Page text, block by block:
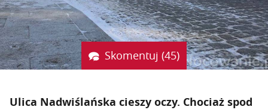
Skomentuj (45)
Ulica Nadwiślańska cieszy oczy. Chociaż spod